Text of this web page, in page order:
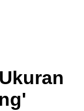
Ukuran
'